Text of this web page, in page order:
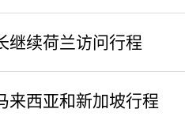
继续荷兰访问行程
来西亚和新加坡行程